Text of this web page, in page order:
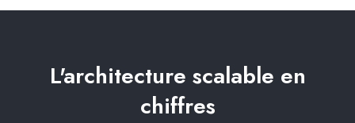
L'architecture scalable en
chiffres